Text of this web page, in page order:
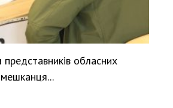
представників обласних
мешканця...